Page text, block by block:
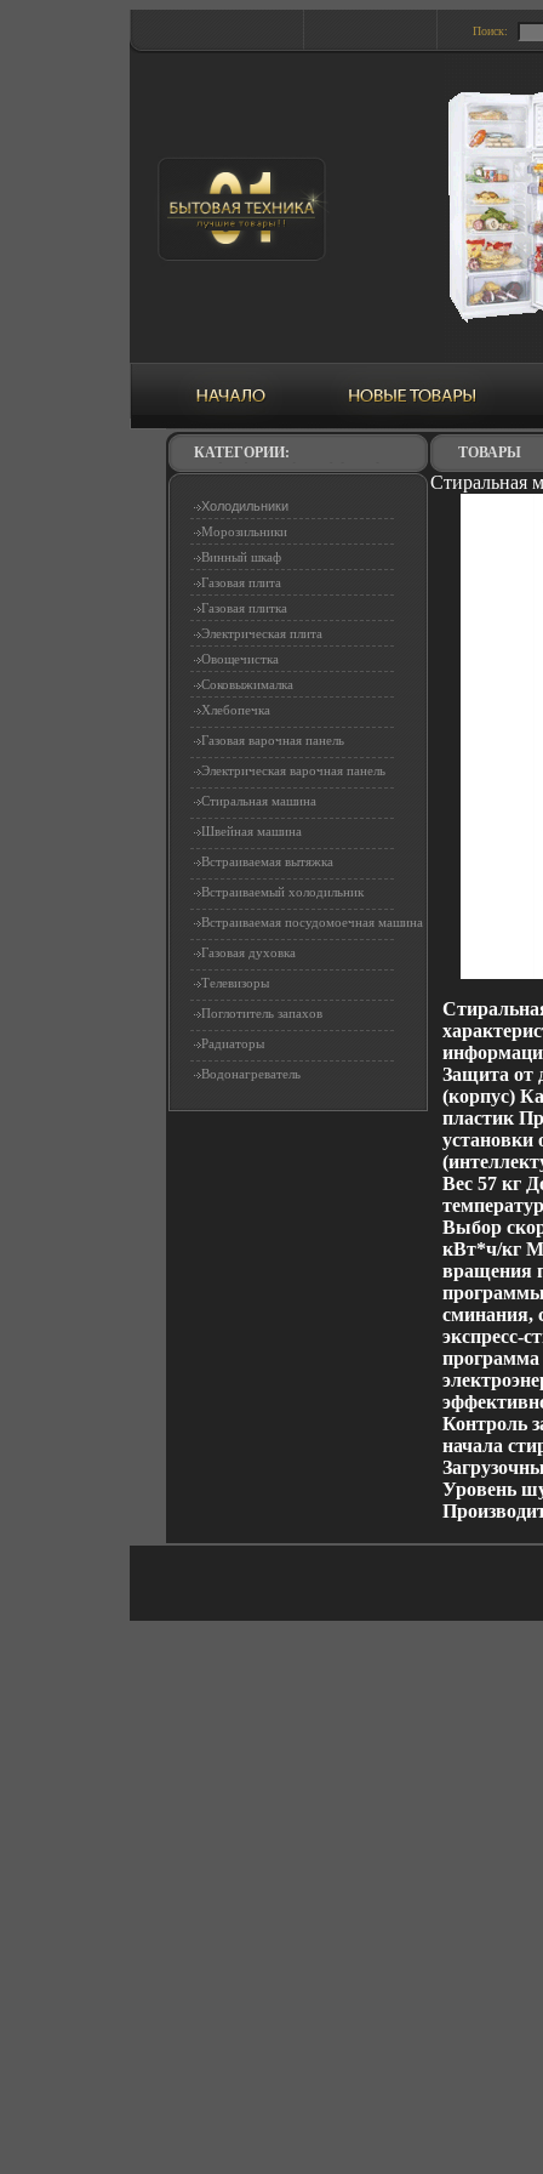
Поиск:
КАТЕГОРИИ:
Холодильники
Морозильники
Винный шкаф
Газовая плита
Газовая плитка
Электрическая плита
Овощечистка
Соковыжималка
Хлебопечка
Газовая варочная панель
Электрическая варочная панель
Стиральная машина
Швейная машина
Встраиваемая вытяжка
Встраиваемый холодильник
Встраиваемая посудомоечная машина
Газовая духовка
Телевизоры
Поглотитель запахов
Радиаторы
Водонагреватель
ТОВАРЫ
Стиральная
Защита от
(корпус)
пластик
установки
Вес 57 кг
Выбор
кВт*ч/кг
вращения
программы
сминания,
экспресс-
программа
Контроль
начала
Уровень